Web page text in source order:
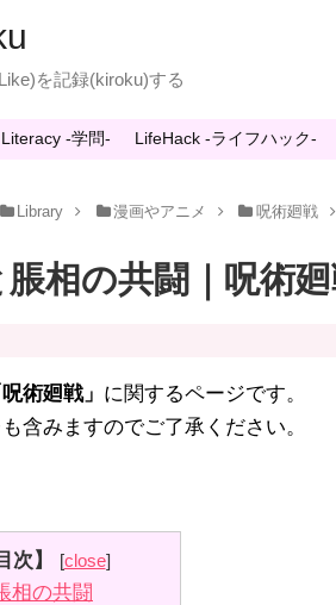
を記録(kiroku)する
Literacy -学問- LifeHack -ライフハック-
Library 漫画やアニメ 呪術廻戦
相の共闘｜呪術廻
呪術廻戦」 に関するページです。
含みますのでご了承ください。
次】 [close]
相の共闘